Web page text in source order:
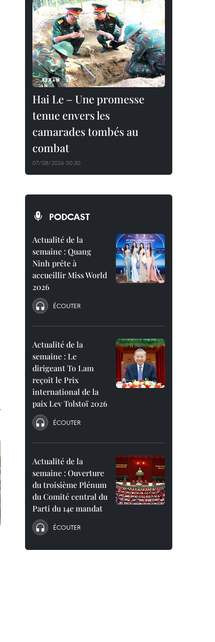
Hai Le – Une promesse
tenue envers les
camarades tombés au
combat
07/08/2026 00:30
PODCAST
Actualité de la
semaine : Quang
Ninh prête à
accueillir Miss World
2026
ÉCOUTER
Actualité de la
semaine : Le
dirigeant To Lam
reçoit le Prix
international de la
paix Lev Tolstoï 2026
ÉCOUTER
Actualité de la
semaine : Ouverture
du troisième Plénum
du Comité central du
Parti du 14e mandat
ÉCOUTER